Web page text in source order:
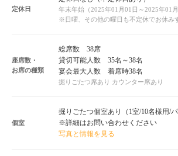
定休日
年末年始（2025年01月01日～2025年01月
※日曜、その他の曜日も不定休でお休み
座席数・
お席の種類
総席数 38席
貸切可能人数 35名～38名
宴会最大人数 着席時38名
掘りごたつ席あり カウンター席あり
個室
掘りごたつ個室あり（1室/10名様用/
※詳細はお問い合わせください
写真と情報を見る